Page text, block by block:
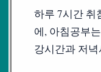
하루 7시간 취
에, 아침공부
강시간과 저